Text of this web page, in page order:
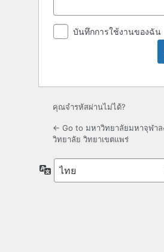
บันทึกการใช้งานของฉัน
คุณจำรหัสผ่านไม่ได้?
← Go to มหาวิทยาลัยมหาจุฬาล
วิทยาลัย วิทยาเขตแพร่
ภาษา